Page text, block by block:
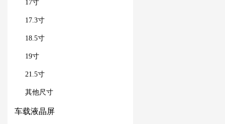
17寸
17.3寸
18.5寸
19寸
21.5寸
其他尺寸
车载液晶屏